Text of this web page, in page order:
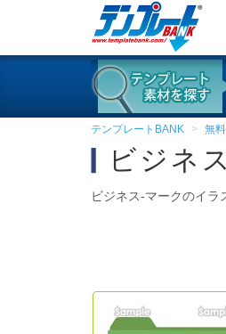
テンプレートBANK 無
ビジネ
ビジネス-マークのイラ